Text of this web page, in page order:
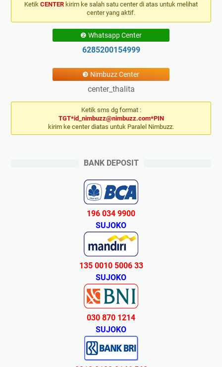
Ketik CENTER kirim ke salah satu center di atas untuk melihat
center yang aktif.
❷ Whatsapp Center
6285200154999
❸ Nimbuzz Center
center_thalita
Ketik sms dg format :
TGT*id_nimbuzz@nimbuzz.com*PIN
kirim ke center diatas untuk Paralel Nimbuzz.
BANK DEPOSIT
196 034 9900
SUJOKO
135 0010 5006 33
SUJOKO
030 870 1214
SUJOKO